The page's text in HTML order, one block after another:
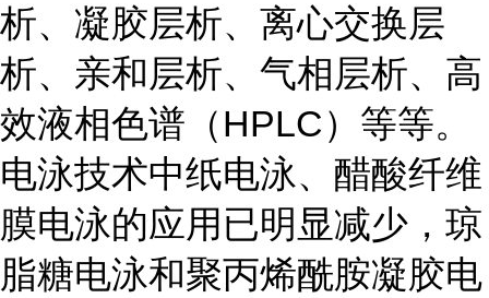
析、凝胶层析、离心交换层
析、亲和层析、气相层析、高
效液相色谱（HPLC）等等。
电泳技术中纸电泳、醋酸纤维
膜电泳的应用已明显减少，琼
脂糖电泳和聚丙烯酰胺凝胶电